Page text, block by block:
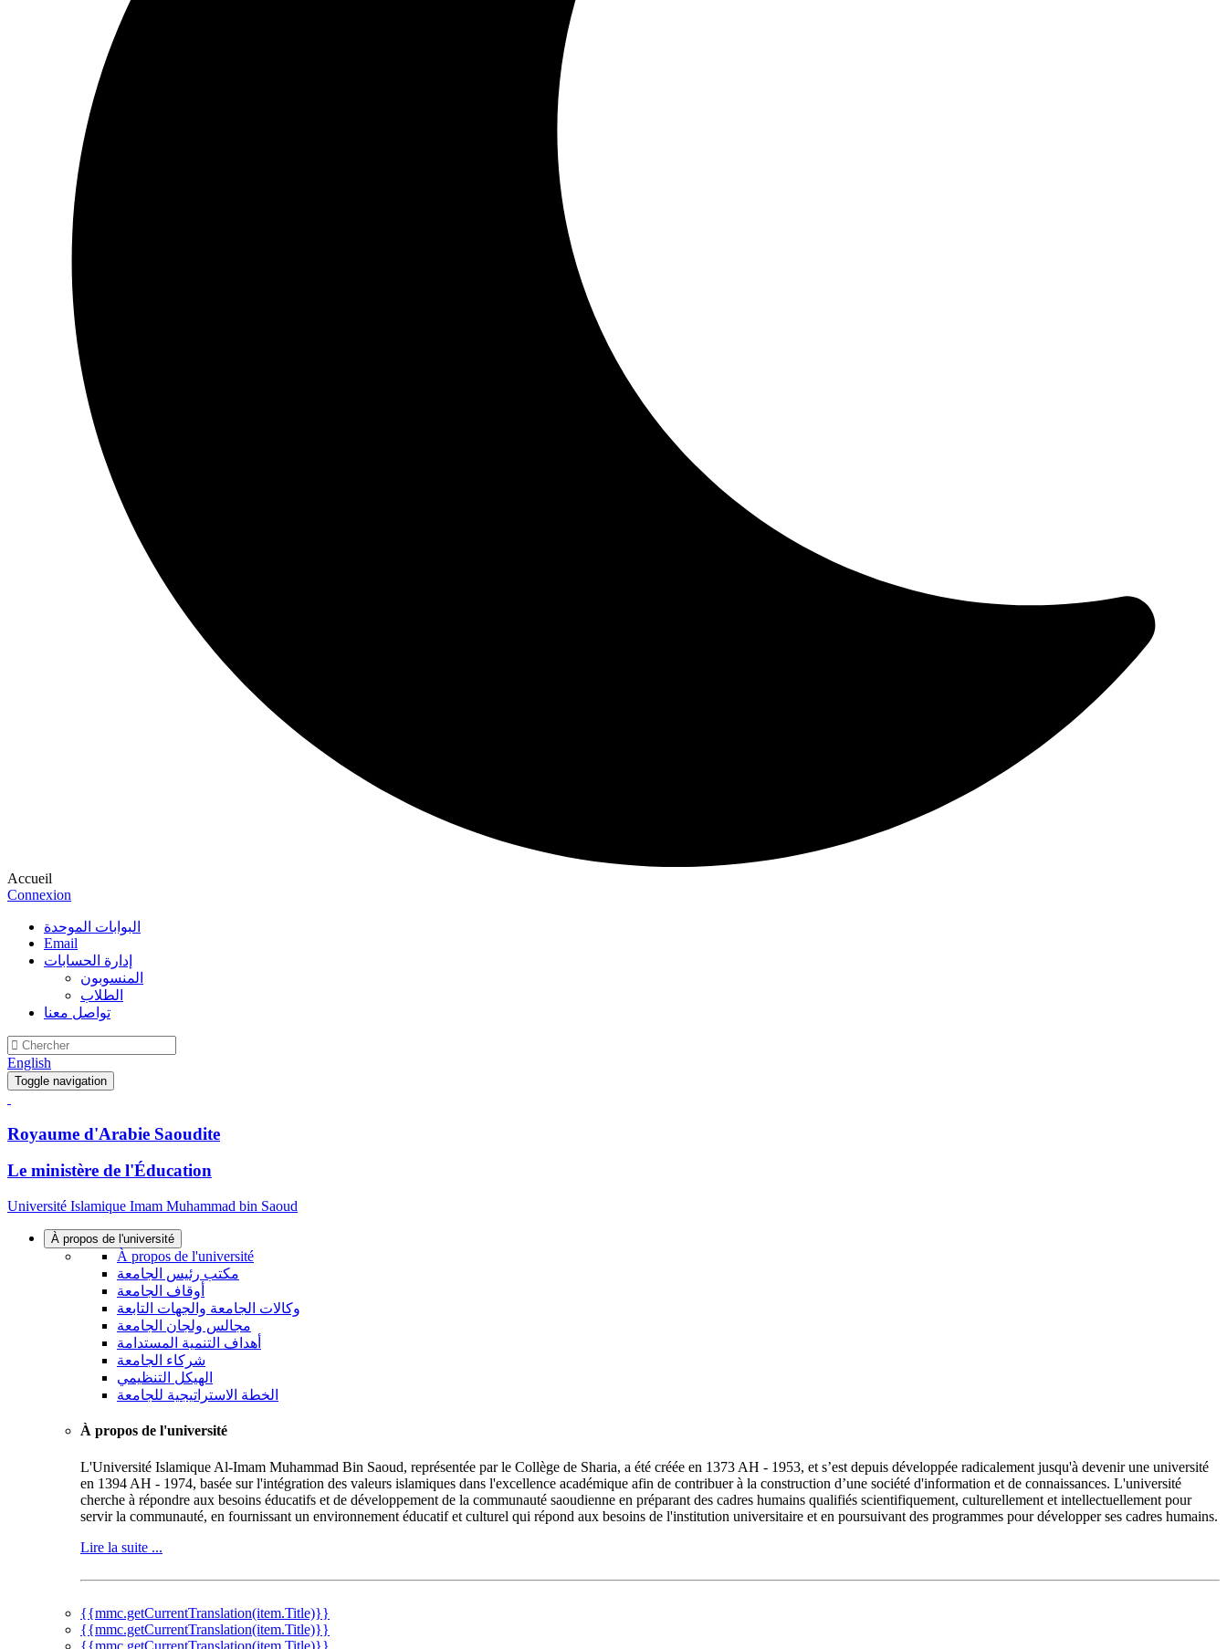
Accueil
Connexion
البوابات الموحدة
Email
إدارة الحسابات
المنسوبون
الطلاب
تواصل معنا
English
Toggle navigation
Royaume d'Arabie Saoudite
Le ministère de l'Éducation
Université Islamique Imam Muhammad bin Saoud
À propos de l'université
À propos de l'université
مكتب رئيس الجامعة
أوقاف الجامعة
وكالات الجامعة والجهات التابعة
مجالس ولجان الجامعة
أهداف التنمية المستدامة
شركاء الجامعة
الهيكل التنظيمي
الخطة الاستراتيجية للجامعة
À propos de l'université
L'Université Islamique Al-Imam Muhammad Bin Saoud, représentée par le Collège de Sharia, a été créée en 1373 AH - 1953, et s’est depuis développée radicalement jusqu'à devenir une université
en 1394 AH - 1974, basée sur l'intégration des valeurs islamiques dans l'excellence académique afin de contribuer à la construction d’une société d'information et de connaissances. L'université
cherche à répondre aux besoins éducatifs et de développement de la communauté saoudienne en préparant des cadres humains qualifiés scientifiquement, culturellement et intellectuellement pour
servir la communauté, en fournissant un environnement éducatif et culturel qui répond aux besoins de l'institution universitaire et en poursuivant des programmes pour développer ses cadres humains.
Lire la suite ...
{{mmc.getCurrentTranslation(item.Title)}}
{{mmc.getCurrentTranslation(item.Title)}}
{{mmc.getCurrentTranslation(item.Title)}}